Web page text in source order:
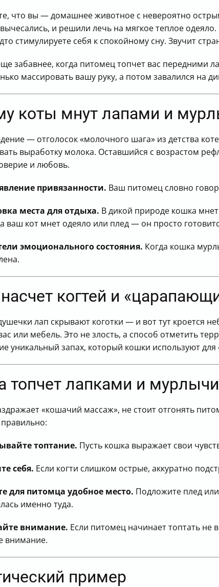
что вы — домашнее животное с невероятно
и решили лечь на мягкое теплое
стимулируете себя к спокойному сну. Звучит
забавнее, когда питомец топчет вас передними
массировать вашу руку, а потом завалился на
коты мнут лапами и
— отголосок «молочного шага» из детства
выработку молока. Оставшийся с возрастом
и любовь.
привязанности. Ваш питомец словно
места для отдыха. В дикой природе кошка
ваш кот мнет одеяло или плед — он просто
эмоционального состояния. Когда кошка
когтей и
лап скрывают коготки — и вот тут кроется
или мебель. Это не злость, а способ отметить
уникальный запах, который кошки используют для
топчет лапками и
«кошачий массаж», не стоит отгонять
топтание. Пусть кошка выражает свои
себя. Если когти слишком острые, аккуратно
для питомца удобное место. Подложите плед
именно туда.
внимание. Если питомец начинает топтать
внимание.
пример